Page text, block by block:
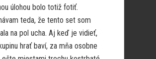
úlohou bolo totiž fotiť.
teda, že tento set som
na pol ucha. Aj keď je vidieť,
hrať baví, za mňa osobne